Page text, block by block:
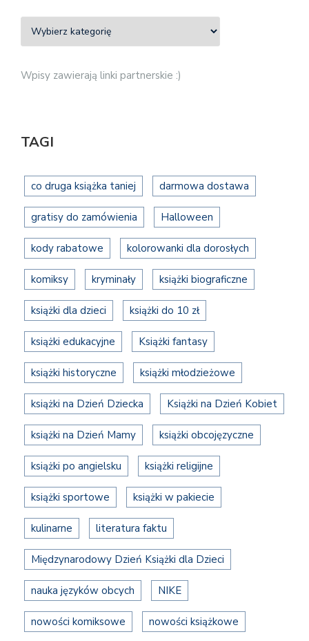
Wpisy zawierają linki partnerskie :)
TAGI
co druga książka taniej darmowa dostawa
gratisy do zamówienia Halloween
kody rabatowe kolorowanki dla dorosłych
komiksy kryminały książki biograficzne
książki dla dzieci książki do 10 zł
książki edukacyjne Książki fantasy
książki historyczne książki młodzieżowe
książki na Dzień Dziecka Książki na Dzień Kobiet
książki na Dzień Mamy książki obcojęzyczne
książki po angielsku książki religijne
książki sportowe książki w pakiecie
kulinarne literatura faktu
Międzynarodowy Dzień Książki dla Dzieci
nauka języków obcych NIKE
nowości komiksowe nowości książkowe